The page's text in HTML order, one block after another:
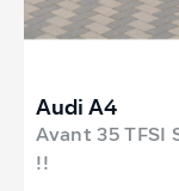
Audi A4
Avant 35 TFSI
!!